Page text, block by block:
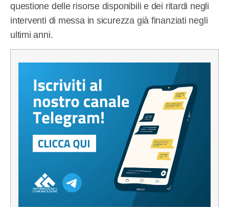
questione delle risorse disponibili e dei ritardi negli
interventi di messa in sicurezza già finanziati negli
ultimi anni.